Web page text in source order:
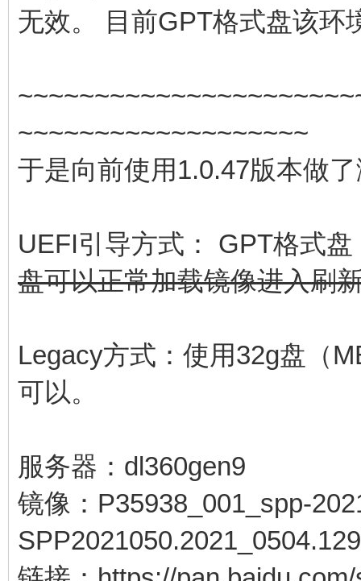
无效。 目前GPT格式盘该环
~~~~~~~~~~~~~~~~~~~
于是向前使用1.0.47版本做
UEFI引导方式： GPT格式
盘可以正常加载镜像进入刷
Legacy方式：使用32g盘（
可以。
服务器：dl360gen9
镜像：P35938_001_spp-